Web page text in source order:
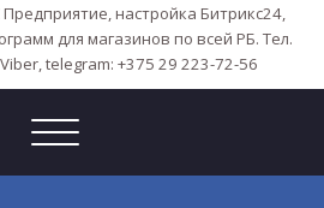
настройка Битрикс24,
для магазинов по всей РБ. Тел.
telegram: +375 29 223-72-56
Toggle